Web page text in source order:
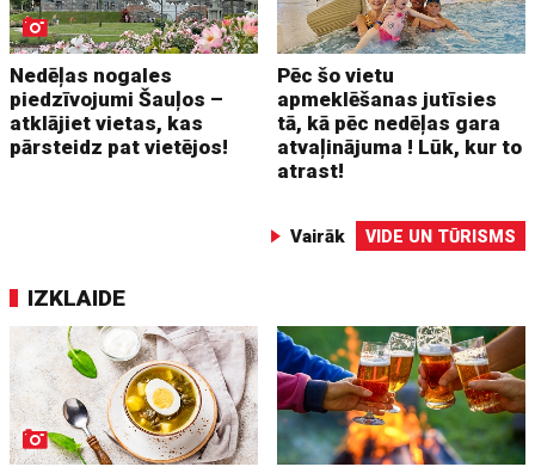
Nedēļas nogales
piedzīvojumi Šauļos –
atklājiet vietas, kas
pārsteidz pat vietējos!
Pēc šo vietu
apmeklēšanas jutīsies
tā, kā pēc nedēļas gara
atvaļinājuma ! Lūk, kur to
atrast!
Vairāk VIDE UN TŪRISMS
IZKLAIDE